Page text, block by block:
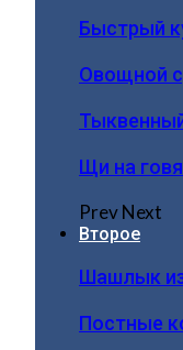
Быстрый
Овощной
Щи на
PrevNext
Второе
Шашлык
Постные